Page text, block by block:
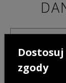
zgody